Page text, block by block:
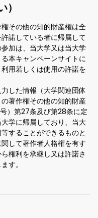
その他の知的財産権は全
諾している者に帰属して
加は、当大学又は当大学
本キャンペーンサイトに
用若しくは使用の許諾を
した情報（大学関連団体
著作権その他の知的財産
）第27条及び第28条に定
学に帰属しており、当大
することができるものと
して著作者人格権を有す
権利を承継し又は許諾さ
す。